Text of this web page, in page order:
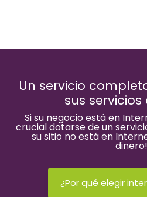
Un servicio
sus
Si su negocio está en
crucial dotarse de un
su sitio no está en
dinero!
¿Por qué elegir